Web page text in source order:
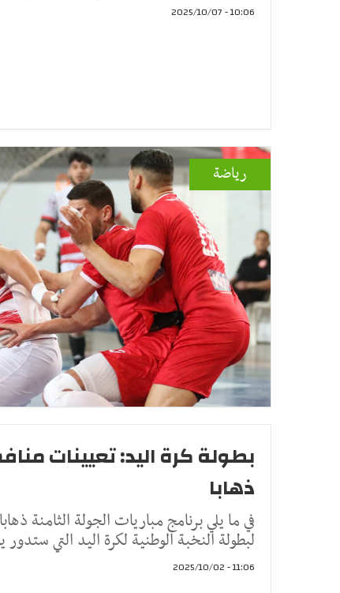
10:06 - 2025/10/07
رياضة
بطولة كرة اليد: تعيينات
ذهابا
في ما يلي برنامج مباريات الجولة الثامنة
لبطولة النخبة الوطنية لكرة اليد التي ستدور
11:06 - 2025/10/02